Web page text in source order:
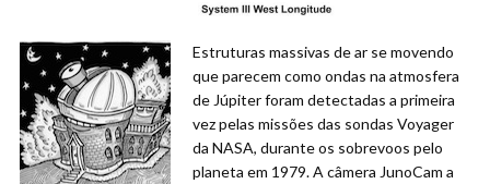
Estruturas massivas de ar se movendo
que parecem como ondas na atmosfera
de Júpiter foram detectadas a primeira
vez pelas missões das sondas Voyager
da NASA, durante os sobrevoos pelo
planeta em 1979. A câmera JunoCam a